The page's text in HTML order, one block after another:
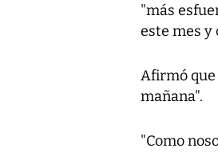
"más
este mes y
Afirmó
mañana".
"Como